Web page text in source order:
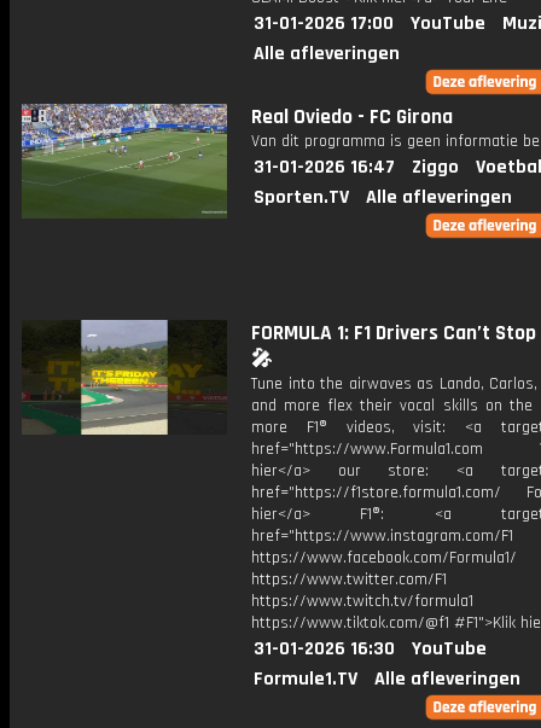
31-01-2026 17:00 YouTube
Alle afleveringen
Real Oviedo - FC Girona
Van dit programma is geen informatie
31-01-2026 16:47 Ziggo
Sporten.TV
Alle afleveringen
FORMULA 1: F1 Drivers Can’t
🎤
Tune into the airwaves as Lando, Carlos,
and more flex their vocal skills on the
more F1® videos, visit: <a
href="https://www.Formula1.com
hier</a> our store: <a
href="https://f1store.formula1.com/
hier</a> F1®: <a
href="https://www.instagram.com/F1
https://www.facebook.com/Formula1/
https://www.twitter.com/F1
https://www.twitch.tv/formula1
https://www.tiktok.com/@f1 #F1">Klik
31-01-2026 16:30
YouTube
Formule1.TV
Alle afleveringen